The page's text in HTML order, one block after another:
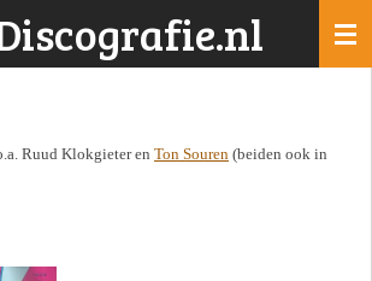
Ruud Klokgieter en Ton Souren (beiden ook in